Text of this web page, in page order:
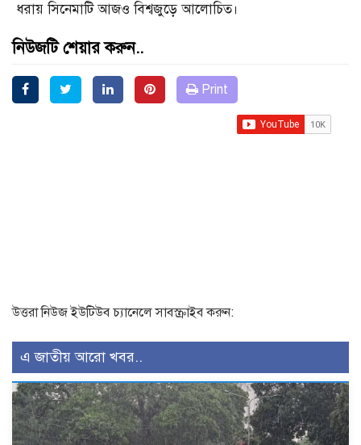
ধরায় সিনেমাটি আজও বিশ্বজুড়ে আলোচিত।
নিউজটি শেয়ার করুন..
Print
উত্তরা নিউজ ইউটিউব চ্যানেলে সাবস্ক্রাইব করুন:
এ জাতীয় আরো খবর..